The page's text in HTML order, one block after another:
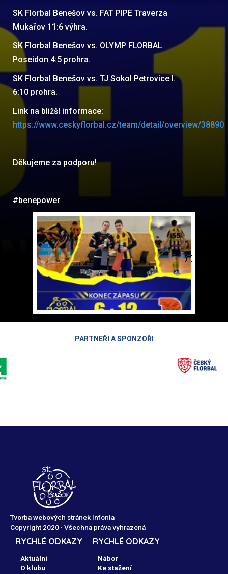
SK Florbal Benešov vs. FAT PIPE Traverza
Mukařov 11:6 výhra.
SK Florbal Benešov vs. OLYMP FLORBAL
Poseidon 4:5 prohra.
SK Florbal Benešov vs. TJ Sokol Petrovice I.
6:10 prohra.
Link na bližší informace:
https://www.ceskyflorbal.cz/team/detail/overview/38890
Děkujeme za podporu!
#benepower
PARTNEŘI A SPONZOŘI
Tvorba webových stránek Infonia
Copyright 2020 · Všechna práva vyhrazená
RYCHLÉ ODKAZY
Aktuální
O klubu
RYCHLÉ ODKAZY
Nábor
Ke stažení